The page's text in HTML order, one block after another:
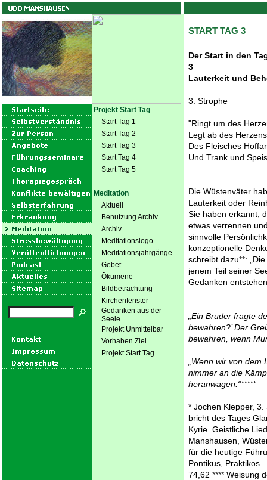
Projekt Start Tag
Start Tag 1
Start Tag 2
Start Tag 3
Start Tag 4
Start Tag 5
Meditation
Aktuell
Benutzung Archiv
Archiv
Meditationslogo
Meditationsjahrgänge
Gebet
Ökumene
Bildbetrachtung
Kirchenfenster
Gedanken aus der
Seele
Projekt Unmittelbar
Vorhaben Ziel
Projekt Start Tag
START TAG 3
Der Start in den
3
Lauterkeit und
3. Strophe
"Ringt um des
Legt ab des
Des Fleisches
Und Trank und
Die Wüstenväter
Lauterkeit oder
Sie haben erkannt,
etwas verrennen
sinnvolle
konzeptionelle
schreibt dazu**:
jenem Teil seiner
Gedanken
„Ein Bruder fragte
bewahren?’ Der
bewahren, wenn
„Wenn wir von
nimmer an die
heranwagen.“*****
* Jochen Klepper,
bricht des Tages
Kyrie. Geistliche
Manshausen,
für die heutige
Pontikus, Praktikos
74,62 **** Weisung